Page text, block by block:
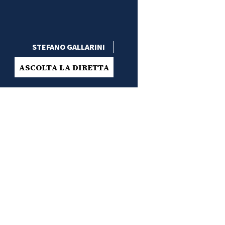
STEFANO GALLARINI
ASCOLTA LA DIRETTA